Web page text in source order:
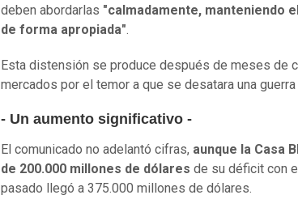
deben abordarlas "calmadamente, manteniendo
de forma apropiada".
Esta distensión se produce después de meses de
mercados por el temor a que se desatara una
- Un aumento significativo -
El comunicado no adelantó cifras, aunque la Casa
de 200.000 millones de dólares de su déficit con
pasado llegó a 375.000 millones de dólares.